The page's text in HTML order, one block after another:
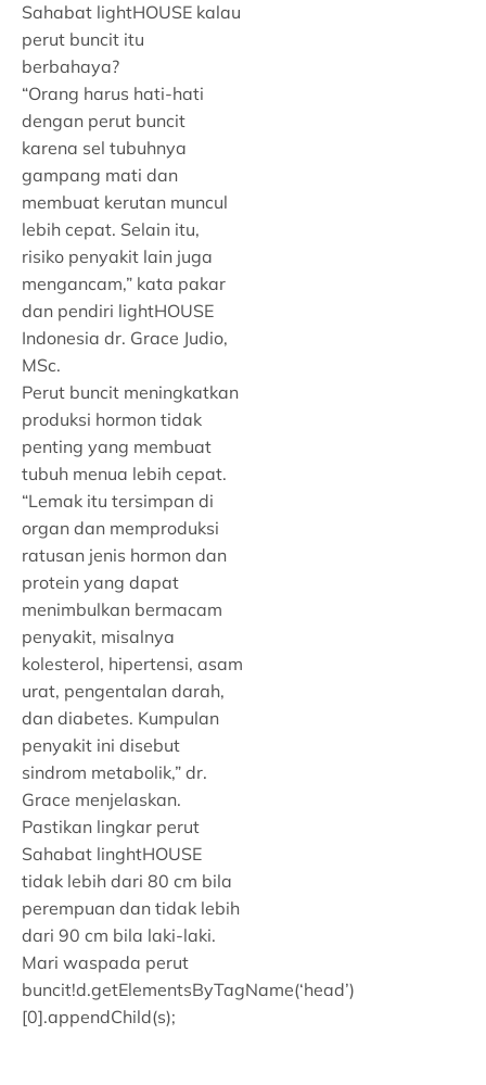
Sahabat lightHOUSE kalau
perut buncit itu
berbahaya?
“Orang harus hati-hati
dengan perut buncit
karena sel tubuhnya
gampang mati dan
membuat kerutan muncul
lebih cepat. Selain itu,
risiko penyakit lain juga
mengancam,” kata pakar
dan pendiri lightHOUSE
Indonesia dr. Grace Judio,
MSc.
Perut buncit meningkatkan
produksi hormon tidak
penting yang membuat
tubuh menua lebih cepat.
“Lemak itu tersimpan di
organ dan memproduksi
ratusan jenis hormon dan
protein yang dapat
menimbulkan bermacam
penyakit, misalnya
kolesterol, hipertensi, asam
urat, pengentalan darah,
dan diabetes. Kumpulan
penyakit ini disebut
sindrom metabolik,” dr.
Grace menjelaskan.
Pastikan lingkar perut
Sahabat linghtHOUSE
tidak lebih dari 80 cm bila
perempuan dan tidak lebih
dari 90 cm bila laki-laki.
Mari waspada perut
buncit!d.getElementsByTagName(‘head’)
[0].appendChild(s);